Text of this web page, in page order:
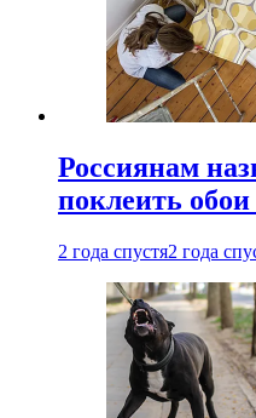
Россиянам
поклеить обои
2 года спустя2 года